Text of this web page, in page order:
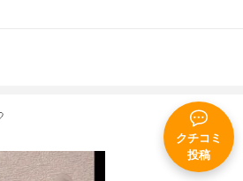
クチコミ
投稿